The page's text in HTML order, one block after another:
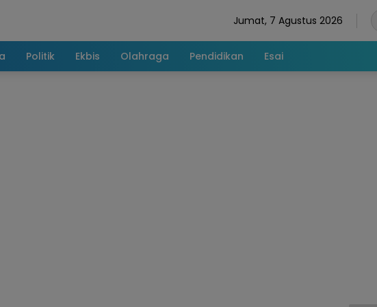
Jumat, 7 Agustus 2026
Politik Ekbis Olahraga Pendidikan Esai